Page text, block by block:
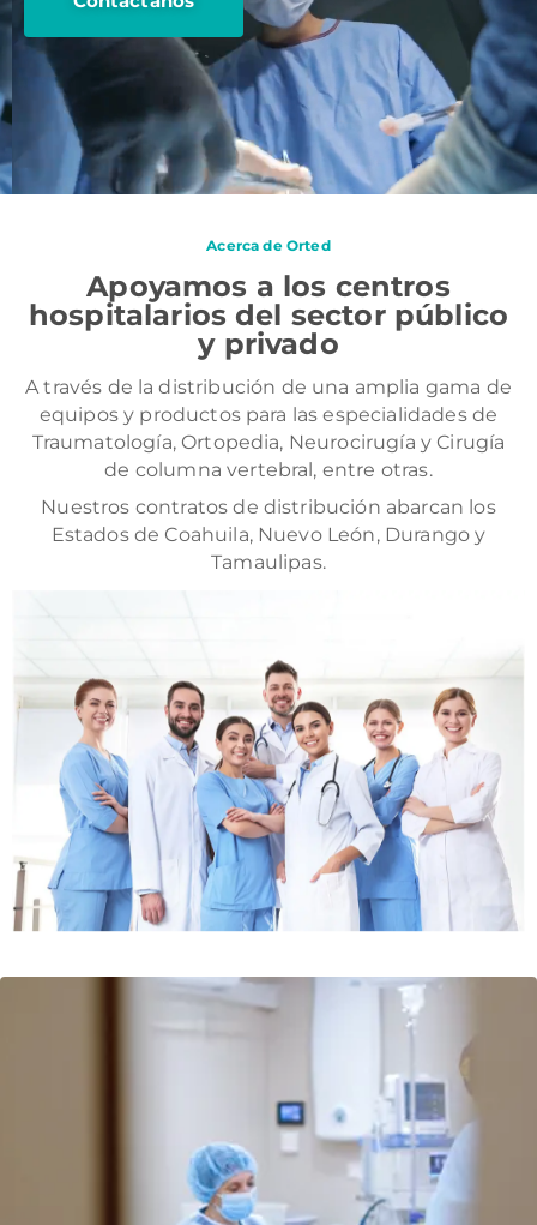
Acerca de Orted
Apoyamos a los centros
hospitalarios del sector público
y privado
A través de la distribución de una amplia gama de
equipos y productos para las especialidades de
Traumatología, Ortopedia, Neurocirugía y Cirugía
de columna vertebral, entre otras.
Nuestros contratos de distribución abarcan los
Estados de Coahuila, Nuevo León, Durango y
Tamaulipas.